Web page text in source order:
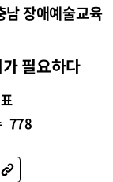
남 장애예술교육
필요하다
778